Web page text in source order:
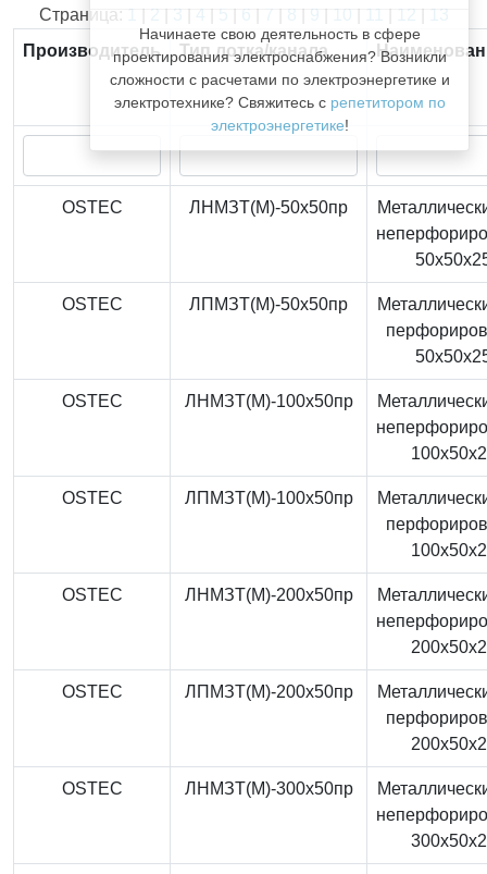
Начинаете свою деятельность в сфере
проектирования электроснабжения? Возникли
сложности с расчетами по электроэнергетике и
электротехнике? Свяжитесь с репетитором по
электроэнергетике!
Страница: 1 | 2 | 3 | 4 | 5 | 6 | 7 | 8 | 9 | 10 | 11 | 12 | 13
Производитель
Тип лотка/канала
OSTEC ЛНМЗТ(М)-50x50пр
OSTEC ЛПМЗТ(М)-50x50пр
OSTEC ЛНМЗТ(М)-100x50пр
OSTEC ЛПМЗТ(М)-100x50пр
OSTEC ЛНМЗТ(М)-200x50пр
OSTEC ЛПМЗТ(М)-200x50пр
OSTEC ЛНМЗТ(М)-300x50пр